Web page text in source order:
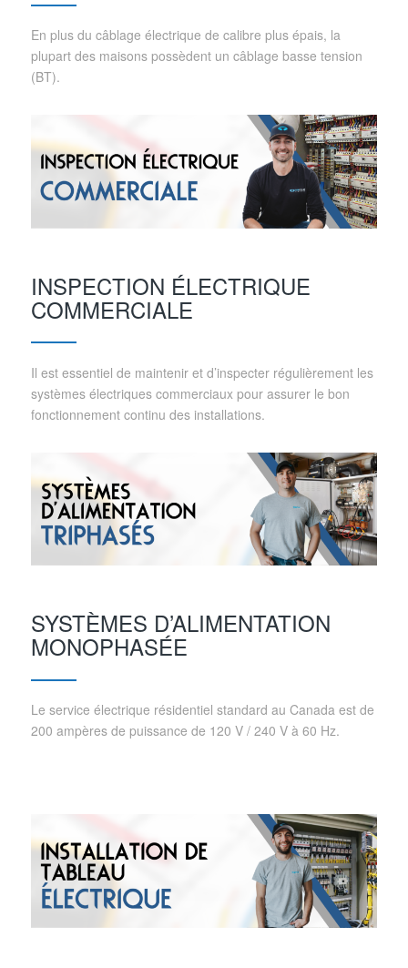
En plus du câblage électrique de calibre plus épais, la
plupart des maisons possèdent un câblage basse tension
(BT).
INSPECTION ÉLECTRIQUE
COMMERCIALE
Il est essentiel de maintenir et d’inspecter régulièrement les
systèmes électriques commerciaux pour assurer le bon
fonctionnement continu des installations.
SYSTÈMES D’ALIMENTATION
MONOPHASÉE
Le service électrique résidentiel standard au Canada est de
200 ampères de puissance de 120 V / 240 V à 60 Hz.